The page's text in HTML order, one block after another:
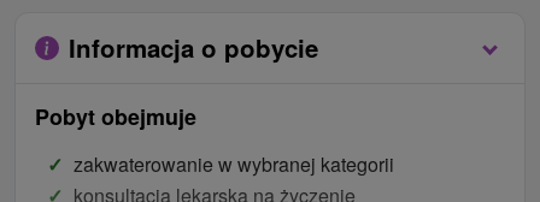
Informacja o pobycie
Pobyt obejmuje
zakwaterowanie w wybranej kategorii
konsultacja lekarska na życzenie